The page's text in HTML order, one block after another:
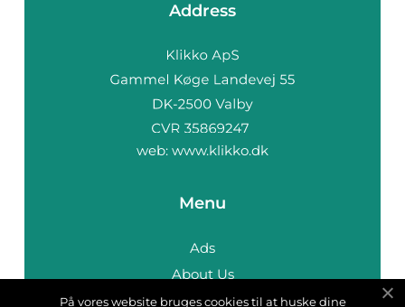
Address
web: www.klikko.dk
Menu
Ads
About Us
Cookies
På vores website bruges cookies til at huske dine